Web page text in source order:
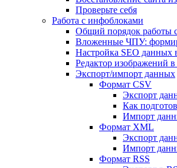
Проверьте себя
Работа с инфоблоками
Общий порядок работы
Вложенные ЧПУ:
Настройка SEO данных
Редактор изображений
Экспорт/импорт данных
Формат CSV
Экспорт
Как
Импорт
Формат XML
Экспорт
Импорт
Формат RSS